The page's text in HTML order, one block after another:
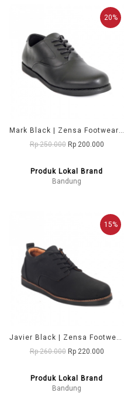
20%
Mark Black | Zensa Footwear Sepatu Formal Pria Pantofel Shoes
Rp 250.000 Rp 200.000
Produk Lokal Brand
Bandung
15%
Javier Black | Zensa Footwear Sepatu Formal Pria Pantofel Shoes
Rp 260.000 Rp 220.000
Produk Lokal Brand
Bandung